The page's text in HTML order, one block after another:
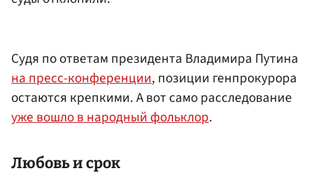
Судя по ответам президента Владимира Путина
на пресс-конференции, позиции генпрокурора
остаются крепкими. А вот само расследование
уже вошло в народный фольклор.
Любовь и срок